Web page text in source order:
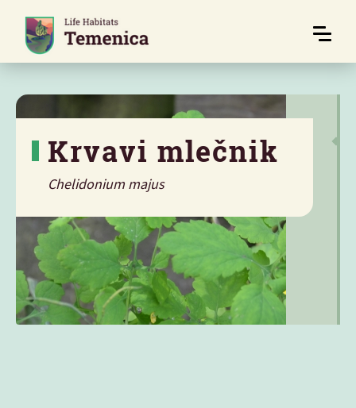
Krvavi mlečnik
Chelidonium majus